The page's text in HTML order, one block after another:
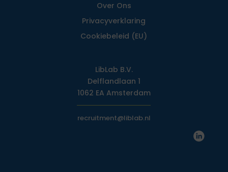
Over Ons
Privacy­verklaring
Cookiebeleid (EU)
LibLab B.V.
Delflandlaan 1
1062 EA Amsterdam
recruitment@liblab.nl